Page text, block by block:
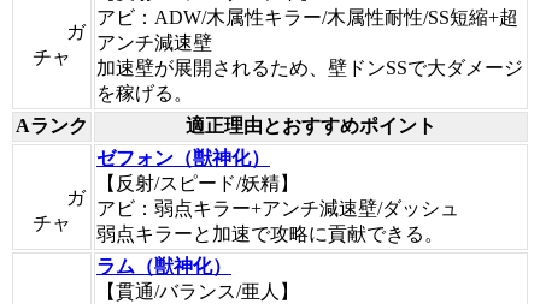
ガ
チャ
アビ：ADW/木属性キラー/木属性耐性/SS短縮+超
アンチ減速壁
加速壁が展開されるため、壁ドンSSで大ダメージ
を稼げる。
Aランク
適正理由とおすすめポイント
ガ
チャ
ゼフォン（獣神化）
【反射/スピード/妖精】
アビ：弱点キラー+アンチ減速壁/ダッシュ
弱点キラーと加速で攻略に貢献できる。
ラム（獣神化）
【貫通/バランス/亜人】